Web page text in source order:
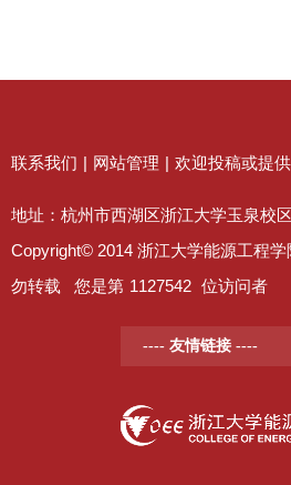
联系我们 网站管理 欢迎投稿或提
地址：杭州市西湖区浙江大学玉泉校
Copyright© 2014 浙江大学能源工程
勿转载 您是第 1127542 位访问者
---- 友情链接 ----